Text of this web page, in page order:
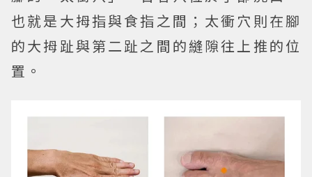
也就是大拇指與食指之間；太衝穴則在腳
的大拇趾與第二趾之間的縫隙往上推的位
置。